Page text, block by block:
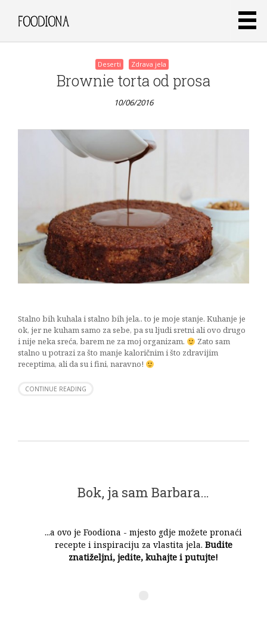
Deserti Zdrava jela
Brownie torta od prosa
10/06/2016
Stalno bih kuhala i stalno bih jela.. to je moje stanje. Kuhanje je
ok, jer ne kuham samo za sebe, pa su ljudi sretni ali ovo drugo
i nije neka sreća, barem ne za moj organizam.
Zato sam
stalno u potrazi za što manje kaloričnim i što zdravijim
receptima, ali da su i fini, naravno!
CONTINUE READING
Bok, ja sam Barbara…
...a ovo je Foodiona - mjesto gdje možete pronaći
recepte i inspiraciju za vlastita jela. Budite
znatiželjni, jedite, kuhajte i putujte!